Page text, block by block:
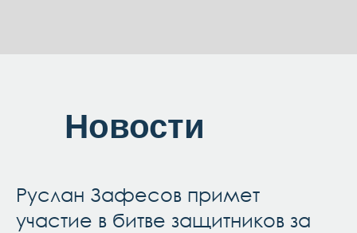
Новости
Руслан Зафесов примет
участие в битве защитников за